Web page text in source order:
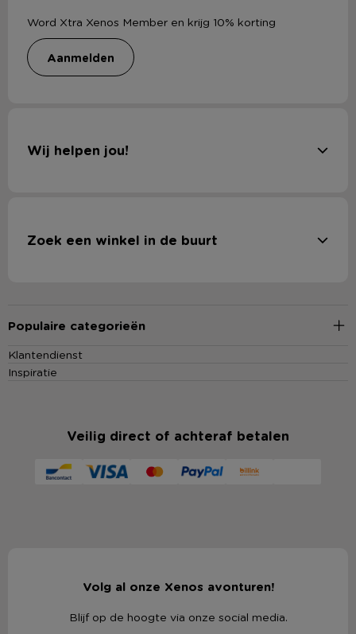
Word Xtra Xenos Member en krijg 10% korting
aanmelden
Wij helpen jou!
Zoek een winkel in de buurt
Populaire categorieën
Klantendienst
Inspiratie
Veilig direct of achteraf betalen
Volg al onze Xenos avonturen!
Blijf op de hoogte via onze social media.